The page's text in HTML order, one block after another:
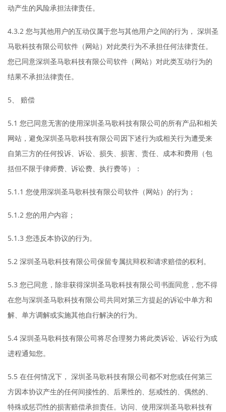
动产生的风险承担法律责任。
4.3.2 您与其他用户的互动仅属于您与其他用户之间的行为， 深圳圣
马歌科技有限公司软件（网站）对此类行为不承担任何法律责任。
您已同意深圳圣马歌科技有限公司软件（网站）对此类互动行为的
结果不承担法律责任。
5、 赔偿
5.1 您已同意无害的使用深圳圣马歌科技有限公司的所有产品和相关
网站，避免深圳圣马歌科技有限公司因下述行为或相关行为遭受来
自第三方的任何投诉、诉讼、损失、损害、责任、成本和费用（包
括但不限于律师费、诉讼费、执行费等）：
5.1.1 您使用深圳圣马歌科技有限公司软件（网站）的行为；
5.1.2 您的用户内容；
5.1.3 您违反本协议的行为。
5.2 深圳圣马歌科技有限公司保留专属抗辩权和请求赔偿的权利。
5.3 您已同意，除非获得深圳圣马歌科技有限公司书面同意，您不得
在您与深圳圣马歌科技有限公司共同对第三方提起的诉讼中单方和
解、单方调解或实施其他自行解决的行为。
5.4 深圳圣马歌科技有限公司将尽合理努力将此类诉讼、诉讼行为或
进程通知您。
5.5 在任何情况下， 深圳圣马歌科技有限公司都不对您或任何第三
方因本协议产生的任何间接性的、后果性的、惩戒性的、偶然的、
特殊或惩罚性的损害赔偿承担责任。访问、使用深圳圣马歌科技有